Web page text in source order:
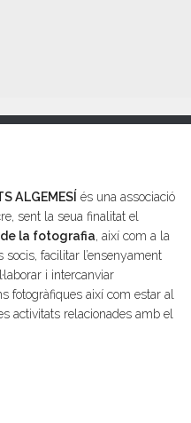
ALGEMESÍ és una associació
sent la seua finalitat el
de la fotografia, així com a la
socis, facilitar l’ensenyament
i intercanviar
fotogràfiques així com estar al
activitats relacionades amb el